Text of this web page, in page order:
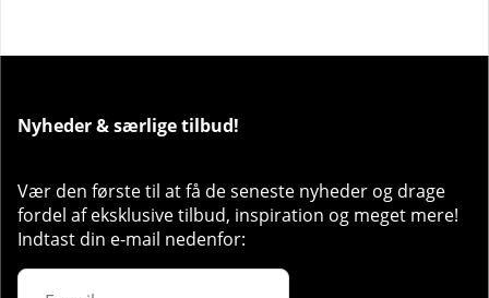
Nyheder & særlige tilbud!
Vær den første til at få de seneste nyheder og drage
fordel af eksklusive tilbud, inspiration og meget mere!
Indtast din e-mail nedenfor: